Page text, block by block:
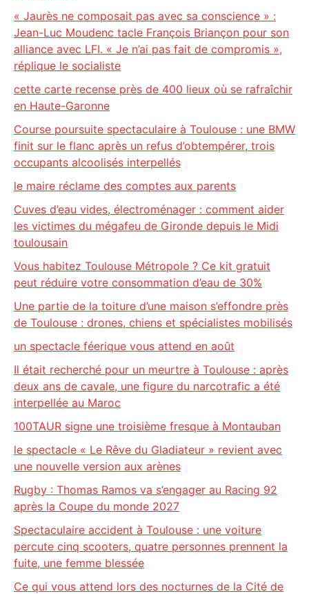
« Jaurès ne composait pas avec sa conscience » :
Jean-Luc Moudenc tacle François Briançon pour son
alliance avec LFI. « Je n’ai pas fait de compromis »,
réplique le socialiste
cette carte recense près de 400 lieux où se rafraîchir
en Haute-Garonne
Course poursuite spectaculaire à Toulouse : une BMW
finit sur le flanc après un refus d’obtempérer, trois
occupants alcoolisés interpellés
le maire réclame des comptes aux parents
Cuves d’eau vides, électroménager : comment aider
les victimes du mégafeu de Gironde depuis le Midi
toulousain
Vous habitez Toulouse Métropole ? Ce kit gratuit
peut réduire votre consommation d’eau de 30%
Une partie de la toiture d’une maison s’effondre près
de Toulouse : drones, chiens et spécialistes mobilisés
un spectacle féerique vous attend en août
Il était recherché pour un meurtre à Toulouse : après
deux ans de cavale, une figure du narcotrafic a été
interpellée au Maroc
100TAUR signe une troisième fresque à Montauban
le spectacle « Le Rêve du Gladiateur » revient avec
une nouvelle version aux arènes
Rugby : Thomas Ramos va s’engager au Racing 92
après la Coupe du monde 2027
Spectaculaire accident à Toulouse : une voiture
percute cinq scooters, quatre personnes prennent la
fuite, une femme blessée
Ce qui vous attend lors des nocturnes de la Cité de